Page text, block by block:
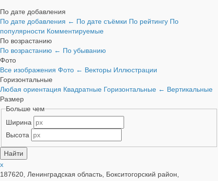
По дате добавления
По дате добавления ← По дате съёмки По рейтингу По
популярности Комментируемые
По возрастанию
По возрастанию ← По убыванию
Фото
Все изображения Фото ← Векторы Иллюстрации
Горизонтальные
Любая ориентация Квадратные Горизонтальные ← Вертикальные
Размер
Больше чем
Ширина
Высота
x
187620, Ленинградская область, Бокситогорский район,